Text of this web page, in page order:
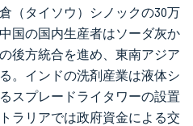
（タイソウ）シノックの30万
国の国内生産者はソーダ灰か
後方統合を進め、東南アジア
。インドの洗剤産業は液体シ
スプレードライタワーの設置
ラリアでは政府資金による交